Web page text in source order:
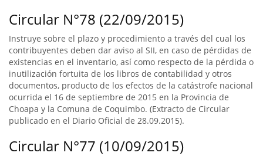
Circular N°78 (22/09/2015)
Instruye sobre el plazo y procedimiento a través del cual los
contribuyentes deben dar aviso al SII, en caso de pérdidas de
existencias en el inventario, así como respecto de la pérdida o
inutilización fortuita de los libros de contabilidad y otros
documentos, producto de los efectos de la catástrofe nacional
ocurrida el 16 de septiembre de 2015 en la Provincia de
Choapa y la Comuna de Coquimbo. (Extracto de Circular
publicado en el Diario Oficial de 28.09.2015).
Circular N°77 (10/09/2015)